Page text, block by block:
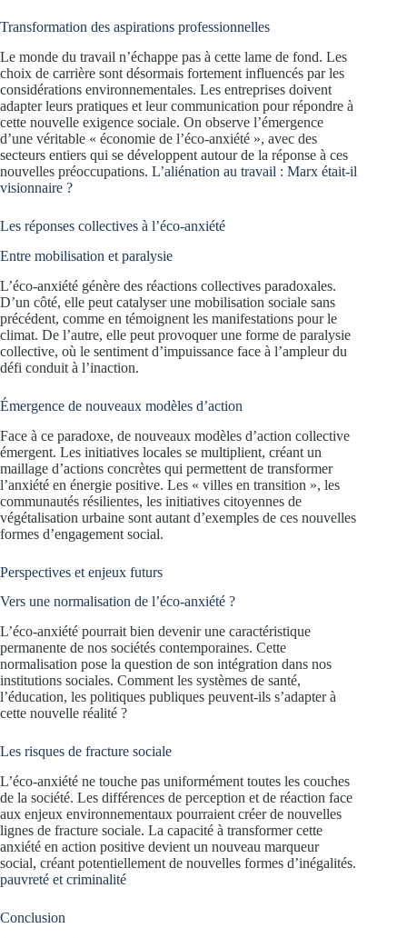
Transformation des aspirations professionnelles
Le monde du travail n’échappe pas à cette lame de fond. Les
choix de carrière sont désormais fortement influencés par les
considérations environnementales. Les entreprises doivent
adapter leurs pratiques et leur communication pour répondre à
cette nouvelle exigence sociale. On observe l’émergence
d’une véritable « économie de l’éco-anxiété », avec des
secteurs entiers qui se développent autour de la réponse à ces
nouvelles préoccupations. L’aliénation au travail : Marx était-il
visionnaire ?
Les réponses collectives à l’éco-anxiété
Entre mobilisation et paralysie
L’éco-anxiété génère des réactions collectives paradoxales.
D’un côté, elle peut catalyser une mobilisation sociale sans
précédent, comme en témoignent les manifestations pour le
climat. De l’autre, elle peut provoquer une forme de paralysie
collective, où le sentiment d’impuissance face à l’ampleur du
défi conduit à l’inaction.
Émergence de nouveaux modèles d’action
Face à ce paradoxe, de nouveaux modèles d’action collective
émergent. Les initiatives locales se multiplient, créant un
maillage d’actions concrètes qui permettent de transformer
l’anxiété en énergie positive. Les « villes en transition », les
communautés résilientes, les initiatives citoyennes de
végétalisation urbaine sont autant d’exemples de ces nouvelles
formes d’engagement social.
Perspectives et enjeux futurs
Vers une normalisation de l’éco-anxiété ?
L’éco-anxiété pourrait bien devenir une caractéristique
permanente de nos sociétés contemporaines. Cette
normalisation pose la question de son intégration dans nos
institutions sociales. Comment les systèmes de santé,
l’éducation, les politiques publiques peuvent-ils s’adapter à
cette nouvelle réalité ?
Les risques de fracture sociale
L’éco-anxiété ne touche pas uniformément toutes les couches
de la société. Les différences de perception et de réaction face
aux enjeux environnementaux pourraient créer de nouvelles
lignes de fracture sociale. La capacité à transformer cette
anxiété en action positive devient un nouveau marqueur
social, créant potentiellement de nouvelles formes d’inégalités.
pauvreté et criminalité
Conclusion